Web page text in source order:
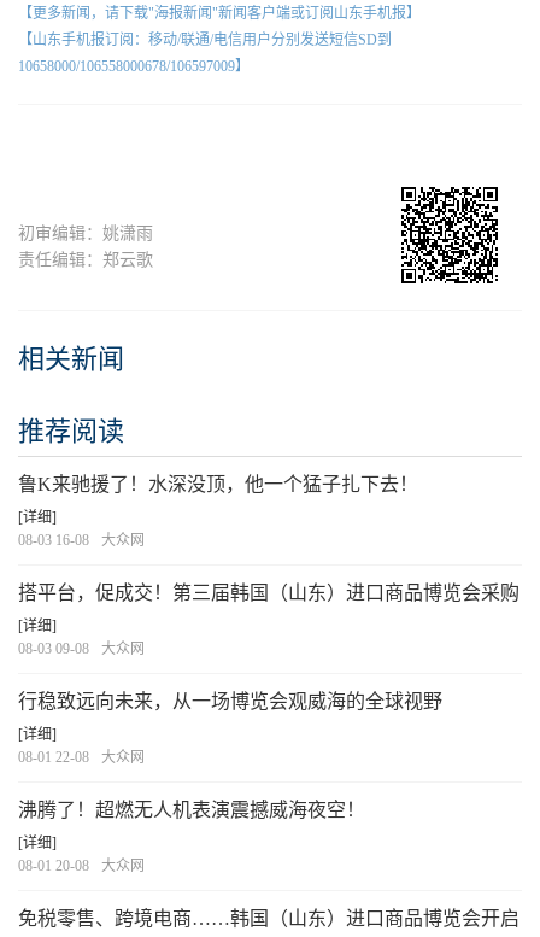
【更多新闻，请下载"海报新闻"新闻客户端或订阅山东手机报】
【山东手机报订阅：移动/联通/电信用户分别发送短信SD到
10658000/106558000678/106597009】
初审编辑：姚潇雨
责任编辑：郑云歌
相关新闻
推荐阅读
鲁K来驰援了！水深没顶，他一个猛子扎下去！
[详细]
08-03 16-08
大众网
搭平台，促成交！第三届韩国（山东）进口商品博览会采购
对接会精彩纷呈
[详细]
08-03 09-08
大众网
行稳致远向未来，从一场博览会观威海的全球视野
[详细]
08-01 22-08
大众网
沸腾了！超燃无人机表演震撼威海夜空！
[详细]
08-01 20-08
大众网
免税零售、跨境电商……韩国（山东）进口商品博览会开启